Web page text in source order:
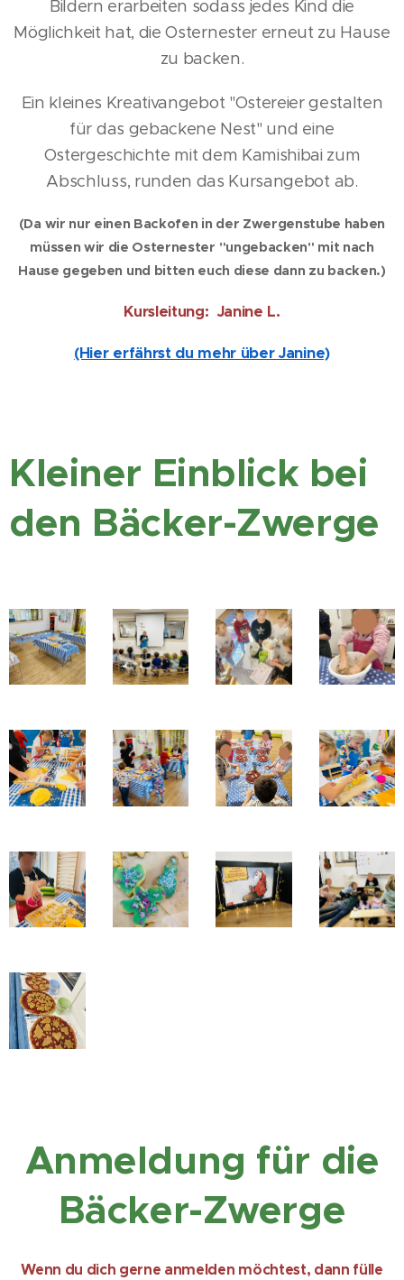
Bildern erarbeiten sodass jedes Kind die
Möglichkeit hat, die Osternester erneut zu Hause
zu backen.
Ein kleines Kreativangebot "Ostereier gestalten
für das gebackene Nest" und eine
Ostergeschichte mit dem Kamishibai zum
Abschluss, runden das Kursangebot ab.
(Da wir nur einen Backofen in der Zwergenstube haben
müssen wir die Osternester "ungebacken" mit nach
Hause gegeben und bitten euch diese dann zu backen.)
Kursleitung: Janine L.
(Hier erfährst du mehr über Janine)
Kleiner Einblick bei
den Bäcker-Zwerge
Anmeldung für die
Bäcker-Zwerge
Wenn du dich gerne anmelden möchtest, dann fülle